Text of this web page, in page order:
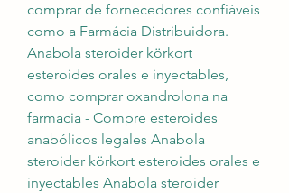
comprar de fornecedores confiáveis
como a Farmácia Distribuidora.
Anabola steroider körkort
esteroides orales e inyectables,
como comprar oxandrolona na
farmacia - Compre esteroides
anabólicos legales Anabola
steroider körkort esteroides orales e
inyectables Anabola steroider